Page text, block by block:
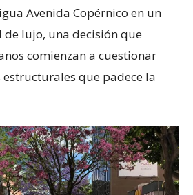
Avenida Copérnico en un
lujo, una decisión que
comienzan a cuestionar
estructurales que padece la